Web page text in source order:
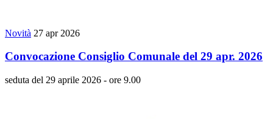
Novità 27 apr 2026
Convocazione Consiglio Comunale del 29 apr. 2026
seduta del 29 aprile 2026 - ore 9.00